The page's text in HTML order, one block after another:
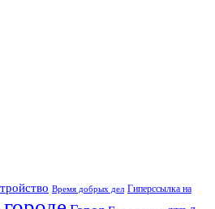
Время добрых дел Гиперссылка на